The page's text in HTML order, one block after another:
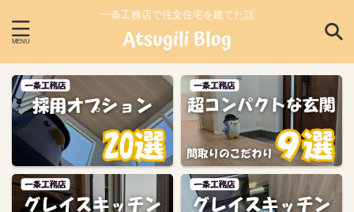
一条工務店で注文住宅を建てた話